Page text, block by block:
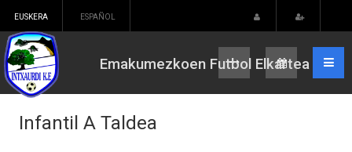
EUSKERA ESPAÑOL
Emakumezkoen Futbol Elkartea
Infantil A Taldea